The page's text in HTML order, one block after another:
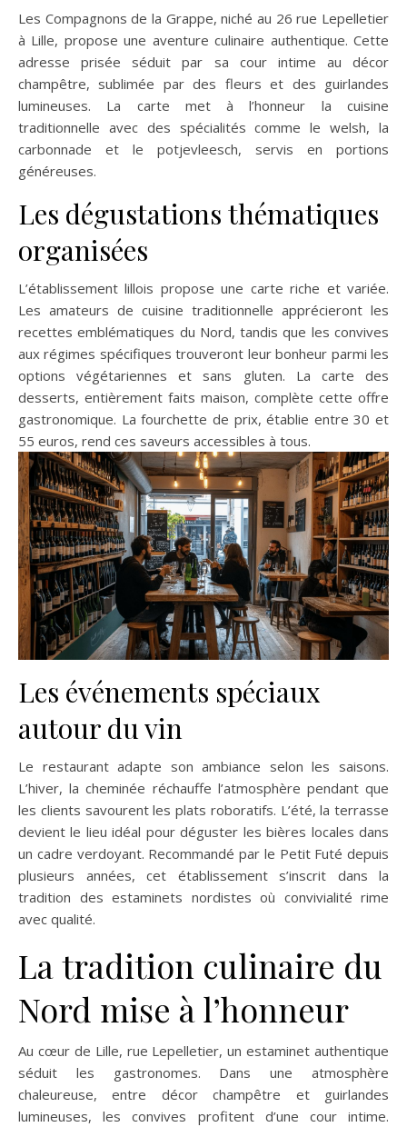
Les Compagnons de la Grappe, niché au 26 rue Lepelletier
à Lille, propose une aventure culinaire authentique. Cette
adresse prisée séduit par sa cour intime au décor
champêtre, sublimée par des fleurs et des guirlandes
lumineuses. La carte met à l’honneur la cuisine
traditionnelle avec des spécialités comme le welsh, la
carbonnade et le potjevleesch, servis en portions
généreuses.
Les dégustations thématiques
organisées
L’établissement lillois propose une carte riche et variée.
Les amateurs de cuisine traditionnelle apprécieront les
recettes emblématiques du Nord, tandis que les convives
aux régimes spécifiques trouveront leur bonheur parmi les
options végétariennes et sans gluten. La carte des
desserts, entièrement faits maison, complète cette offre
gastronomique. La fourchette de prix, établie entre 30 et
55 euros, rend ces saveurs accessibles à tous.
Les événements spéciaux
autour du vin
Le restaurant adapte son ambiance selon les saisons.
L’hiver, la cheminée réchauffe l’atmosphère pendant que
les clients savourent les plats roboratifs. L’été, la terrasse
devient le lieu idéal pour déguster les bières locales dans
un cadre verdoyant. Recommandé par le Petit Futé depuis
plusieurs années, cet établissement s’inscrit dans la
tradition des estaminets nordistes où convivialité rime
avec qualité.
La tradition culinaire du
Nord mise à l’honneur
Au cœur de Lille, rue Lepelletier, un estaminet authentique
séduit les gastronomes. Dans une atmosphère
chaleureuse, entre décor champêtre et guirlandes
lumineuses, les convives profitent d’une cour intime.